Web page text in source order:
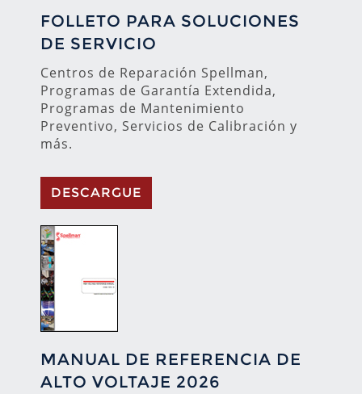
FOLLETO PARA SOLUCIONES
DE SERVICIO
Centros de Reparación Spellman,
Programas de Garantía Extendida,
Programas de Mantenimiento
Preventivo, Servicios de Calibración y
más.
DESCARGUE
MANUAL DE REFERENCIA DE
ALTO VOLTAJE 2026